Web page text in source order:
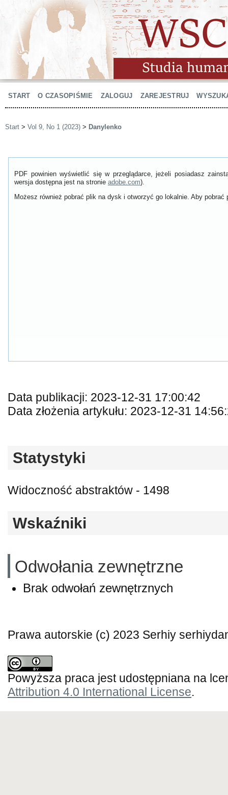
START O CZASOPIŚMIE ZALOGUJ ZAREJESTRUJ
Start > Vol 9, No 1 (2023) > Danylenko
PDF powinien wyświetlić się w przeglądarce, jeżeli posiadasz
wersja dostępna jest na stronie adobe.com).
Możesz również pobrać plik na dysk i otworzyć go lokalnie. Aby
Data publikacji: 2023-12-31 17:00:42
Data złożenia artykułu: 2023-12-31
Statystyki
Widoczność abstraktów - 1498
Wskaźniki
Odwołania zewnętrzne
Brak odwołań zewnętrznych
Prawa autorskie (c) 2023 Serhiy
Powyższa praca jest udostępniana na
Attribution 4.0 International License.